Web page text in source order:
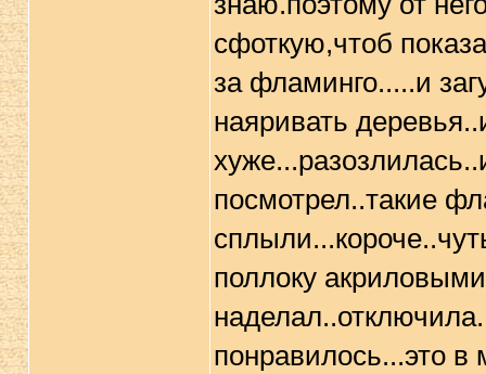
сфоткую,чтоб
за фламинго.....и
наяривать
посмотрел..такие
поллоку
понравилось...это в